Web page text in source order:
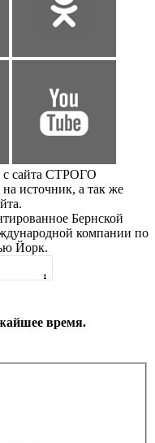
сайта СТРОГО
источник, а так же
Бернской
компании по
Йорк.
время.